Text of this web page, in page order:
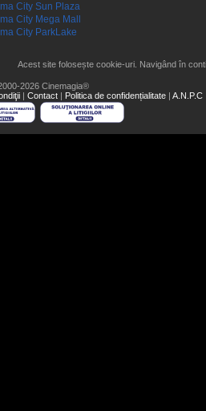
City Sun Plaza
City Mega Mall
City ParkLake
Acest site folosește cookie-uri. Navigând în
2026 Cinemagia®
| Contact | Politica de confidențialitate | A.N.P.C